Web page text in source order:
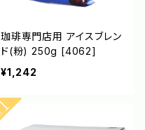
珈琲専門店用 アイスブレン
ド(粉) 250g [4062]
¥1,242